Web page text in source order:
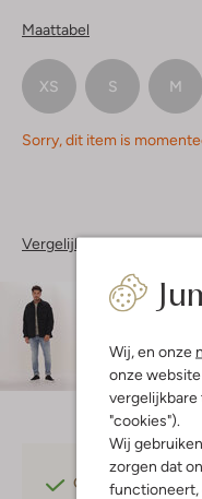
Wij, en onze
onze
vergelijkbare
"cookies").
Wij
zorgen dat
functioneert,
Maattabel
XS S M
Sorry, dit item is
Vergelijkbare items
Maatadvies
pasvorm is
Gratis verzending